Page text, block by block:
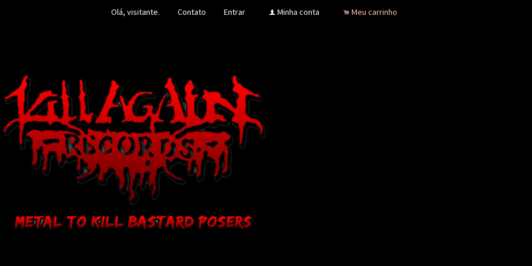
Olá, visitante. Contato Entrar f Minha conta . Meu carrinho